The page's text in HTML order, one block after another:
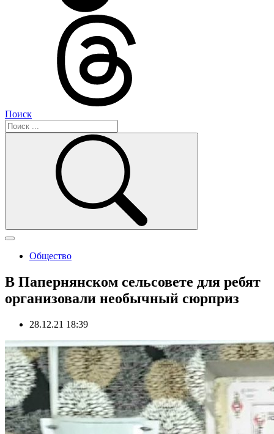
Поиск
Общество
В Папернянском сельсовете для ребят
организовали необычный сюрприз
28.12.21 18:39